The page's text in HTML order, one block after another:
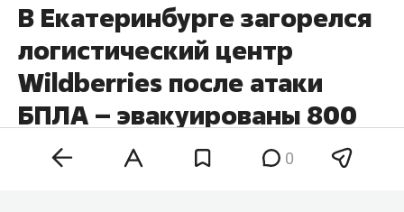
В Екатеринбурге загорелся
логистический центр
Wildberries после атаки
БПЛА – эвакуированы 800
человек
0